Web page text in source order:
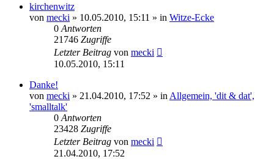
kirchenwitz
von mecki » 10.05.2010, 15:11 » in Witze-Ecke
0 Antworten
21746 Zugriffe
Letzter Beitrag von mecki
10.05.2010, 15:11
Danke!
von mecki » 21.04.2010, 17:52 » in Allgemein, 'dit & dat',
'smalltalk'
0 Antworten
23428 Zugriffe
Letzter Beitrag von mecki
21.04.2010, 17:52